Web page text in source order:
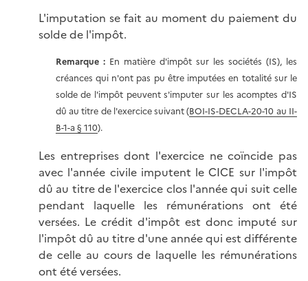
L'imputation se fait au moment du paiement du
solde de l'impôt.
Remarque :En matière d'impôt sur les sociétés (IS), les
créances qui n'ont pas pu être imputées en totalité sur le
solde de l'impôt peuvent s'imputer sur les acomptes d'IS
dû au titre de l'exercice suivant (BOI-IS-DECLA-20-10 au II-
B-1-a § 110).
Les entreprises dont l'exercice ne coïncide pas
avec l'année civile imputent le CICE sur l'impôt
dû au titre de l'exercice clos l'année qui suit celle
pendant laquelle les rémunérations ont été
versées. Le crédit d'impôt est donc imputé sur
l'impôt dû au titre d'une année qui est différente
de celle au cours de laquelle les rémunérations
ont été versées.